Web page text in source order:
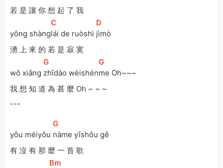
若 是 讓 你 想 起 了 我
yǒng shàng
[
C
lái de ruòshì
[D
jìmò
湧 上 來 的 若 是 寂 寞
wǒ xiǎng
[
G
zhīdào wèishén
[
G
me Oh~~~
我 想 知 道 為 甚 麼 Oh ~ ~ ~
---
yǒu méiyǒu
[
G
nàme yīshǒu gē
有 沒 有 那 麼 一 首 歌
[Bm